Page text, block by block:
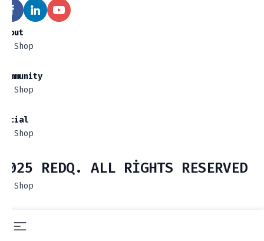
About
Shop
Community
Shop
Social
Shop
2025 REDQ. ALL RIGHTS RESERVED
Shop